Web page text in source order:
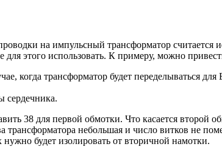
на импульсный трансформатор
этого использовать. К примеру, можно
когда трансформатор будет переделываться
сердечника.
38 для первой обмотки. Что касается второй
трансформатора небольшая и число витков не
будет изолировать от вторичной намотки.